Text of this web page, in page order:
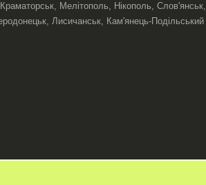
Мелітополь, Нікополь, Слов'янськ,
Лисичанськ, Кам'янець-Подільський